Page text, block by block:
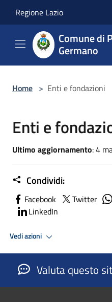
Regione Lazio
Comune di
Germano
Home > Enti e fondazioni
Enti e
Ultimo aggiornamento: 4
Condividi:
Facebook Twitter
LinkedIn
Vedi azioni
Valuta questo